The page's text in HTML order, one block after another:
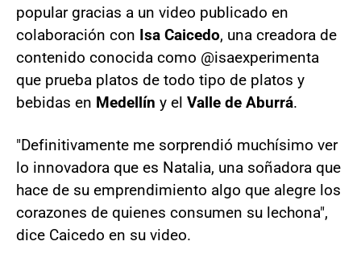
popular gracias a un video publicado en
colaboración con Isa Caicedo, una creadora de
contenido conocida como @isaexperimenta
que prueba platos de todo tipo de platos y
bebidas en Medellín y el Valle de Aburrá.
"Definitivamente me sorprendió muchísimo ver
lo innovadora que es Natalia, una soñadora que
hace de su emprendimiento algo que alegre los
corazones de quienes consumen su lechona",
dice Caicedo en su video.